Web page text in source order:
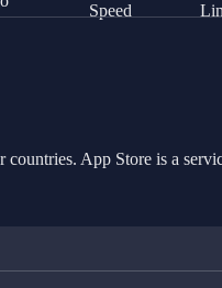
App Store is a